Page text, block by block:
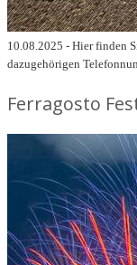
10.08.2025 - Hier finden
dazugehörigen
Ferragosto